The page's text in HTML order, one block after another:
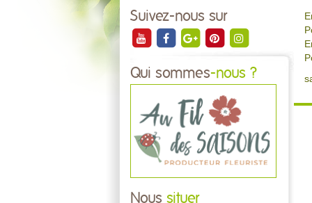
Suivez-nous sur
Qui sommes-nous ?
Nous situer